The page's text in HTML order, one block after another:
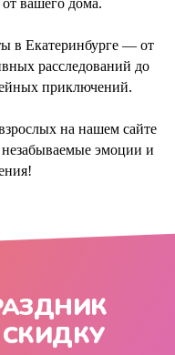
в Екатеринбурге — от
расследований до
приключений.
на нашем сайте
эмоции и